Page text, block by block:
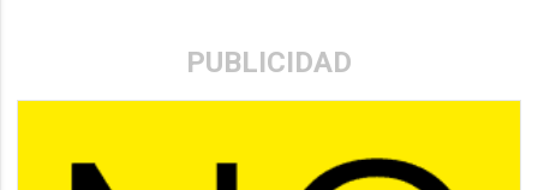
PUBLICIDAD